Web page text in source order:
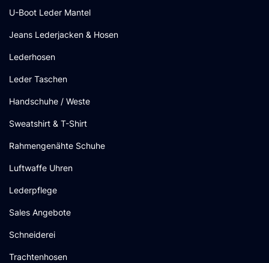
U-Boot Leder Mantel
Jeans Lederjacken & Hosen
Lederhosen
Leder Taschen
Handschuhe / Weste
Sweatshirt & T-Shirt
Rahmengenähte Schuhe
Luftwaffe Uhren
Lederpflege
Sales Angebote
Schneiderei
Trachtenhosen